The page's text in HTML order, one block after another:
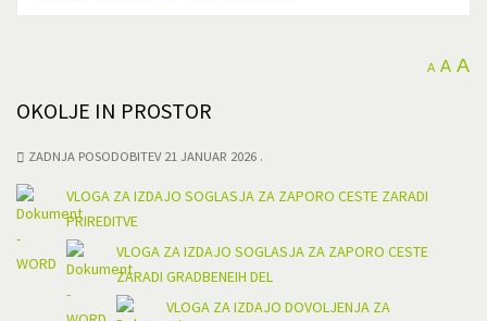
A A A
OKOLJE IN PROSTOR
ZADNJA POSODOBITEV 21 JANUAR 2026
VLOGA ZA IZDAJO SOGLASJA ZA ZAPORO CESTE ZARADI
PRIREDITVE
VLOGA ZA IZDAJO SOGLASJA ZA ZAPORO CESTE
ZARADI GRADBENEIH DEL
VLOGA ZA IZDAJO DOVOLJENJA ZA